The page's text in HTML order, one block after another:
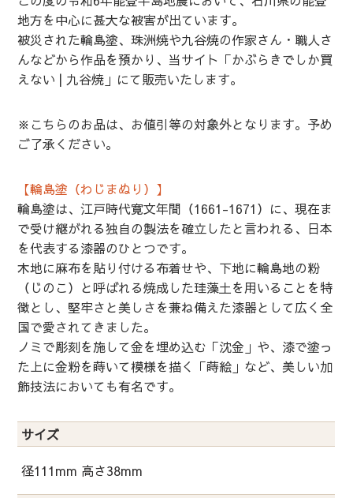
地方を中心に甚大な被害が出ています。
被災された輪島塗、珠洲焼や九谷焼の作家さん・職人さ
んなどから作品を預かり、当サイト「かぶらきでしか買
えない | 九谷焼」にて販売いたします。
※こちらのお品は、お値引等の対象外となります。予め
ご了承ください。
【輪島塗（わじまぬり）】
輪島塗は、江戸時代寛文年間（1661-1671）に、現在ま
で受け継がれる独自の製法を確立したと言われる、日本
を代表する漆器のひとつです。
木地に麻布を貼り付ける布着せや、下地に輪島地の粉
（じのこ）と呼ばれる焼成した珪藻土を用いることを特
徴とし、堅牢さと美しさを兼ね備えた漆器として広く全
国で愛されてきました。
ノミで彫刻を施して金を埋め込む「沈金」や、漆で塗っ
た上に金粉を蒔いて模様を描く「蒔絵」など、美しい加
飾技法においても有名です。
サイズ
径111mm 高さ38mm